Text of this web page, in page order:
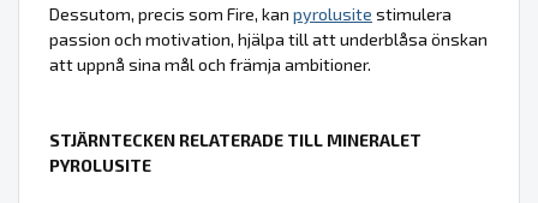
Dessutom, precis som Fire, kan pyrolusite stimulera
passion och motivation, hjälpa till att underblåsa önskan
att uppnå sina mål och främja ambitioner.
STJÄRNTECKEN RELATERADE TILL MINERALET
PYROLUSITE